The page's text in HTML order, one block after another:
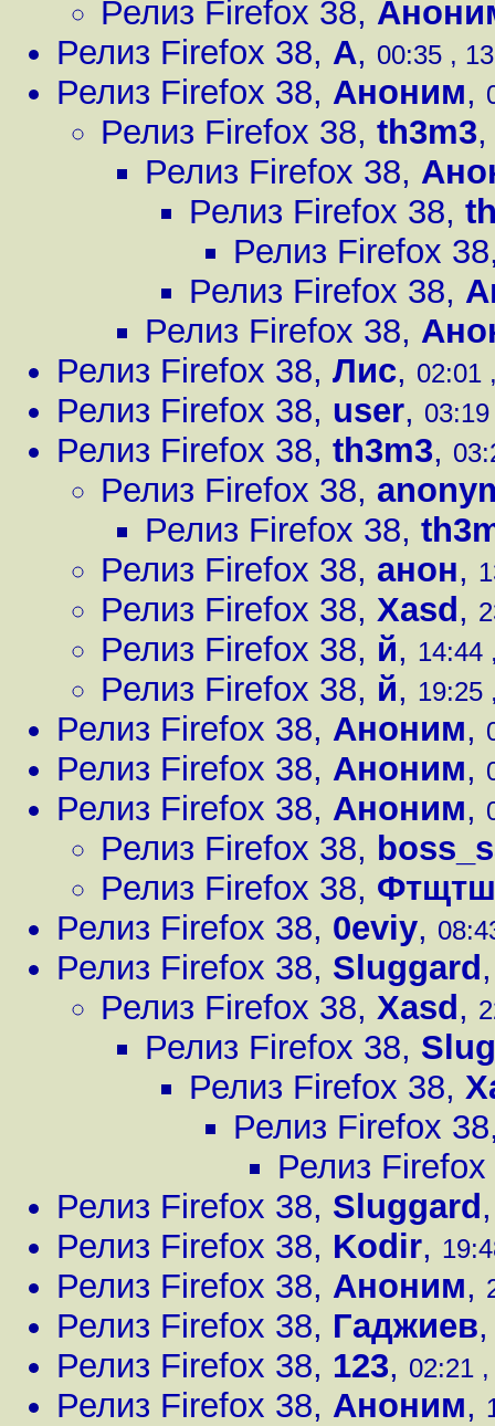
Релиз Firefox 38,
Релиз Firefox 38, А, 00:35 ,
Релиз Firefox 38, Аноним,
Релиз Firefox 38, th3m3
Релиз Firefox 38,
Релиз Firefox 38,
Релиз Firefox 38
Релиз Firefox 38,
Релиз Firefox 38,
Релиз Firefox 38, Лис, 02:01
Релиз Firefox 38, user,
Релиз Firefox 38, th3m3,
Релиз Firefox 38,
Релиз Firefox 38,
Релиз Firefox 38, анон,
Релиз Firefox 38, Xasd ,
Релиз Firefox 38, й, 14:44
Релиз Firefox 38, й, 19:25
Релиз Firefox 38, Аноним,
Релиз Firefox 38, Аноним,
Релиз Firefox 38, Аноним,
Релиз Firefox 38,
Релиз Firefox 38,
Релиз Firefox 38, 0eviy,
Релиз Firefox 38, Sluggard
Релиз Firefox 38, Xasd ,
Релиз Firefox 38,
Релиз Firefox 38,
Релиз Firefox 38
Релиз Firefox
Релиз Firefox 38, Sluggard
Релиз Firefox 38, Kodir,
Релиз Firefox 38, Аноним,
Релиз Firefox 38, Гаджиев
Релиз Firefox 38, 123, 02:21
Релиз Firefox 38, Аноним,